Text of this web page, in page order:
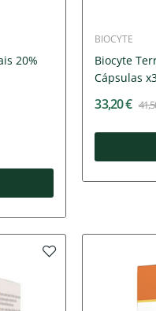
20%
BIOCYTE
Biocyte
Cápsulas
33,20 €